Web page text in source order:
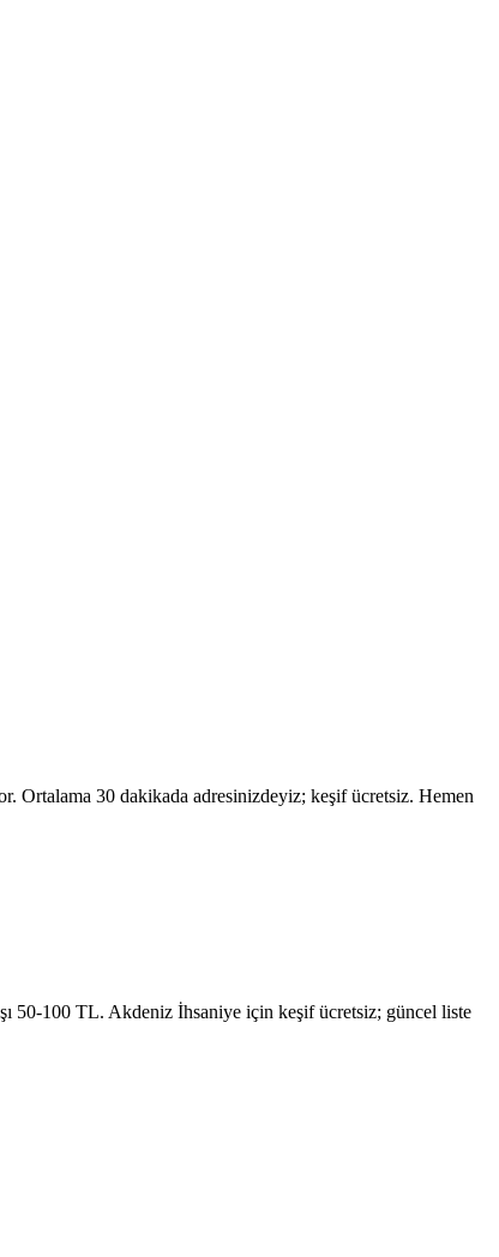
Ortalama 30 dakikada adresinizdeyiz; keşif ücretsiz. Hemen
50-100 TL. Akdeniz İhsaniye için keşif ücretsiz; güncel liste